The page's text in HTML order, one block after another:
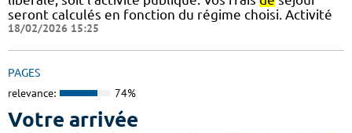
seront calculés en fonction du régime choisi. Activité
18/02/2026 15:25
PAGES
relevance: 74%
Votre arrivée